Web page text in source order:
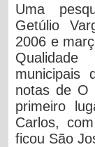
Uma
Getúlio
2006 e
municipais
notas de O
primeiro
Carlos,
ficou São